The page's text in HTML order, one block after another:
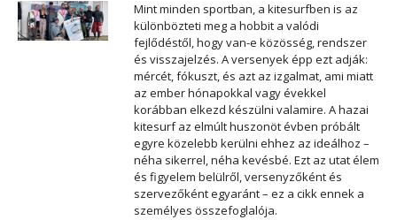
Mint minden sportban, a kitesurfben is az
különbözteti meg a hobbit a valódi
fejlődéstől, hogy van-e közösség, rendszer
és visszajelzés. A versenyek épp ezt adják:
mércét, fókuszt, és azt az izgalmat, ami miatt
az ember hónapokkal vagy évekkel
korábban elkezd készülni valamire. A hazai
kitesurf az elmúlt huszonöt évben próbált
egyre közelebb kerülni ehhez az ideálhoz –
néha sikerrel, néha kevésbé. Ezt az utat élem
és figyelem belülről, versenyzőként és
szervezőként egyaránt – ez a cikk ennek a
személyes összefoglalója.